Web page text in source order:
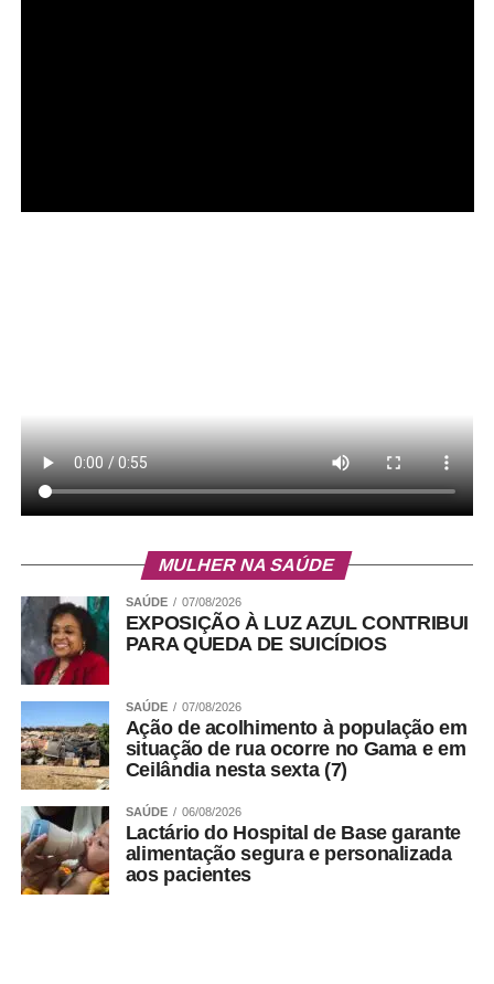
MULHER NA SAÚDE
SAÚDE 07/08/2026
EXPOSIÇÃO À LUZ AZUL CONTRIBUI
PARA QUEDA DE SUICÍDIOS
SAÚDE 07/08/2026
Ação de acolhimento à população em
situação de rua ocorre no Gama e em
Ceilândia nesta sexta (7)
SAÚDE 06/08/2026
Lactário do Hospital de Base garante
alimentação segura e personalizada
aos pacientes